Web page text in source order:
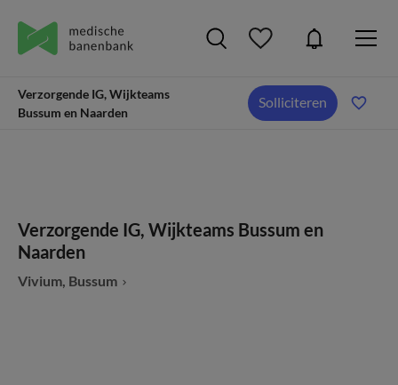
Verzorgende IG, Wijkteams
Bussum en Naarden
Solliciteren
Verzorgende IG, Wijkteams Bussum en
Naarden
Vivium, Bussum